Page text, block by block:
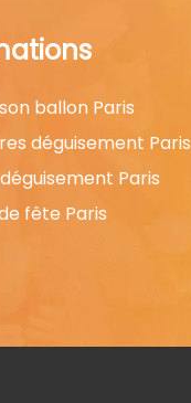
ballon Paris
déguisement Paris
Paris
fête Paris